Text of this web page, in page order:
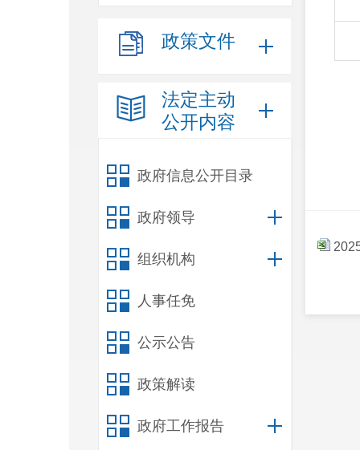
政策文件
法定主动
公开内容
政府信息公开目录
政府领导
组织机构
人事任免
公示公告
政策解读
政府工作报告